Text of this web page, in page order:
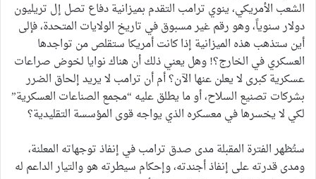
الشعب الأمريكي، ينوي ترامب التقدم بميزانية دفاع تصل إل تريليون
دولار سنوياً، وهو رقم غير مسبوق في تاريخ الولايات المتحدة، فإلى
أين ستذهب هذه الميزانية إذا كانت أمريكا ستقلص من تواجدها
العسكري في الخارج؟! وهل يعني ذلك أن هناك نوايا لخوض صراعات
عسكرية كبرى لا يعلن عنها الآن؟ أم أن ترامب لا يريد إلحاق الضرر
بشركات تصنيع السلاح، أو ما يطلق عليه “مجمع الصناعات العسكرية”
لكي لا يخسرها في معسكره الذي يواجه قوى المؤسسة التقليدية؟
ستُظهر الفترة المقبلة مدى صدق ترامب في إنفاذ توجهاته المعلنة،
ومدى قدرته على إنفاذ أجندته، وإحكام سيطرته هو والتيار الداعم له